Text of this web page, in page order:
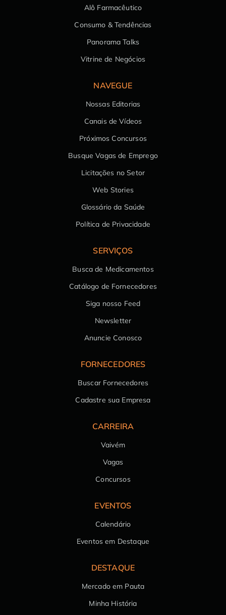
Alô Farmacêutico
Consumo & Tendências
Panorama Talks
Vitrine de Negócios
NAVEGUE
Nossas Editorias
Canais de Vídeos
Próximos Concursos
Busque Vagas de Emprego
Licitações no Setor
Web Stories
Glossário da Saúde
Política de Privacidade
SERVIÇOS
Busca de Medicamentos
Catálogo de Fornecedores
Siga nosso Feed
Newsletter
Anuncie Conosco
FORNECEDORES
Buscar Fornecedores
Cadastre sua Empresa
CARREIRA
Vaivém
Vagas
Concursos
EVENTOS
Calendário
Eventos em Destaque
DESTAQUE
Mercado em Pauta
Minha História